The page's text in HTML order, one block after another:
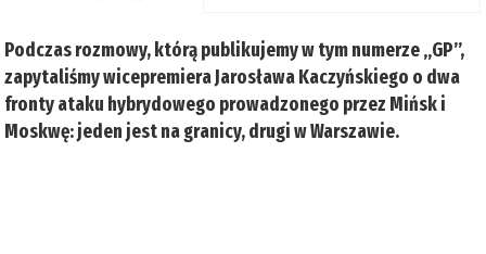
Podczas rozmowy, którą publikujemy w tym numerze „GP”,
zapytaliśmy wicepremiera Jarosława Kaczyńskiego o dwa
fronty ataku hybrydowego prowadzonego przez Mińsk i
Moskwę: jeden jest na granicy, drugi w Warszawie.